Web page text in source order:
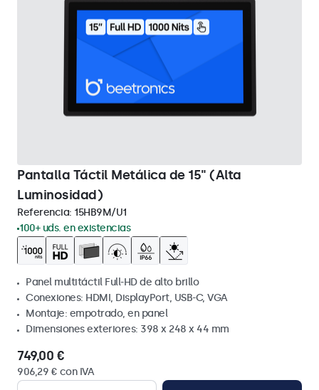
Pantalla Táctil Metálica de 15" (Alta
Luminosidad)
Referencia: 15HB9M/U1
100+ uds. en existencias
Panel multitáctil Full-HD de alto brillo
Conexiones: HDMI, DisplayPort, USB-C, VGA
Montaje: empotrado, en panel
Dimensiones exteriores: 398 x 248 x 44 mm
749,00 €
906,29 € con IVA